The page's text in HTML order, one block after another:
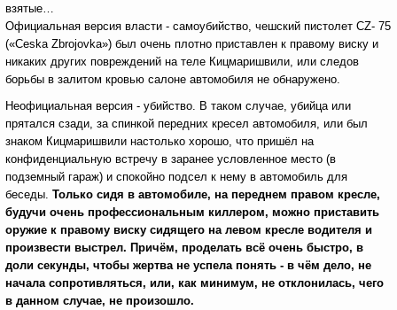
взятые…
Официальная версия власти - самоубийство, чешский пистолет CZ- 75
(«Ceska Zbrojovka») был очень плотно приставлен к правому виску и
никаких других повреждений на теле Кицмаришвили, или следов
борьбы в залитом кровью салоне автомобиля не обнаружено.
Неофициальная версия - убийство. В таком случае, убийца или
прятался сзади, за спинкой передних кресел автомобиля, или был
знаком Кицмаришвили настолько хорошо, что пришёл на
конфиденциальную встречу в заранее условленное место (в
подземный гараж) и спокойно подсел к нему в автомобиль для
беседы. Только сидя в автомобиле, на переднем правом кресле,
будучи очень профессиональным киллером, можно приставить
оружие к правому виску сидящего на левом кресле водителя и
произвести выстрел. Причём, проделать всё очень быстро, в
доли секунды, чтобы жертва не успела понять - в чём дело, не
начала сопротивляться, или, как минимум, не отклонилась, чего
в данном случае, не произошло.